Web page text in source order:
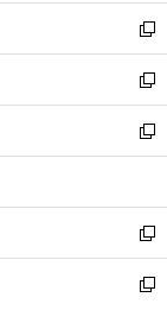
く
で
開
く
ン
ド
ウ
で
開
く
ウ
ィ
ン
ド
ウ
で
開
し
い
ウ
ィ
ン
ド
ウ
開
く
新
し
い
ウ
ィ
ン
ウ
で
開
く
新
し
い
ウ
ン
ド
ウ
で
新
し
ウ
ィ
ン
ド
新
し
い
新